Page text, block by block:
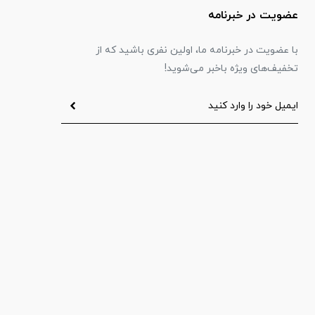
عضویت در خبرنامه
با عضویت در خبرنامه ما، اولین نفری باشید که از
تخفیف‌های ویژه باخبر می‌شوید!